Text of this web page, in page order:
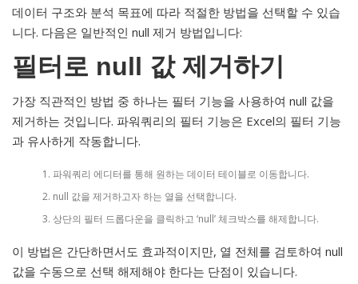
데이터 구조와 분석 목표에 따라 적절한 방법을 선택할 수 있습
니다. 다음은 일반적인 null 제거 방법입니다:
필터로 null 값 제거하기
가장 직관적인 방법 중 하나는 필터 기능을 사용하여 null 값을
제거하는 것입니다. 파워쿼리의 필터 기능은 Excel의 필터 기능
과 유사하게 작동합니다.
파워쿼리 에디터를 통해 원하는 데이터 테이블로 이동합니다.
null 값을 제거하고자 하는 열을 선택합니다.
상단의 필터 드롭다운을 클릭하고 ‘null’ 체크박스를 해제합니다.
이 방법은 간단하면서도 효과적이지만, 열 전체를 검토하여 null
값을 수동으로 선택 해제해야 한다는 단점이 있습니다.